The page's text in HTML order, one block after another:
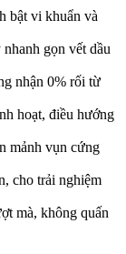
bật vi khuẩn và
gọn vết dầu
nhận 0% rối từ
hoạt, điều hướng
mảnh vụn cứng
cho trải nghiệm
mà, không quấn